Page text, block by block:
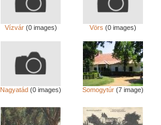
Vízvár(0 images) Vörs (0 images)
Nagyatád (0 images) Somogytúr(7 image)